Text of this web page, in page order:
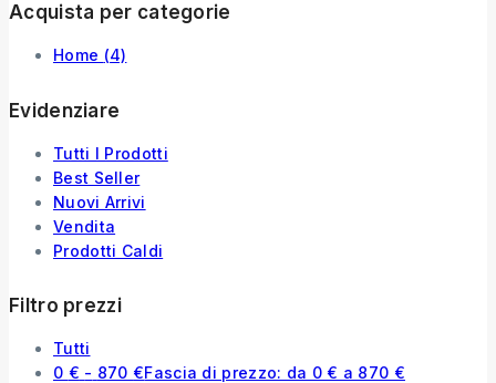
Acquista per categorie
Home (4)
Evidenziare
Tutti I Prodotti
Best Seller
Nuovi Arrivi
Vendita
Prodotti Caldi
Filtro prezzi
Tutti
0 € - 870 €Fascia di prezzo: da 0 € a 870 €